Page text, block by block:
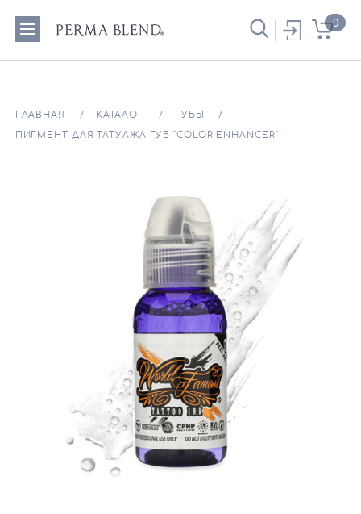
0
ГЛАВНАЯ КАТАЛОГ ГУБЫ
ПИГМЕНТ ДЛЯ ТАТУАЖА ГУБ "COLOR ENHANCER"